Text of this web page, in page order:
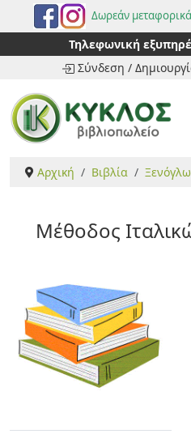
Δωρεάν
Τηλεφωνική
Σύνδεση /
Αρχική Βιβλία
Μέθοδος